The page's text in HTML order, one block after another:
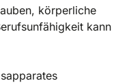
körperliche
kann